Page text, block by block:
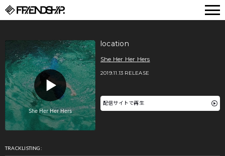
location
She Her Her Hers
2019.11.13 RELEASE
配信サイトで再生
TRACKLISTING: